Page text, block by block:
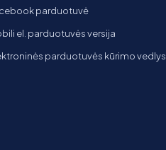
parduotuvė
el. parduotuvės versija
parduotuvės kūrimo vedlys